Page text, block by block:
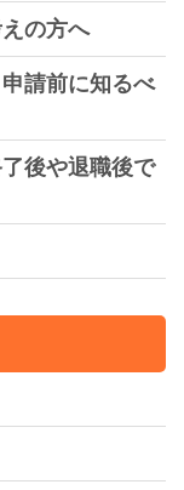
の方へ
請前に知るべ
後や退職後で